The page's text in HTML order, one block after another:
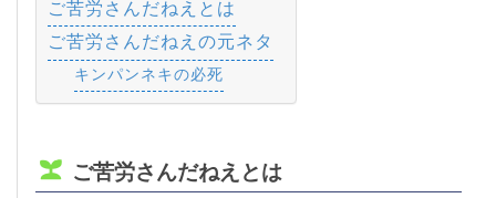
ご苦労さんだねえとは
ご苦労さんだねえの元ネタ
キンパンネキの必死
ご苦労さんだねえとは